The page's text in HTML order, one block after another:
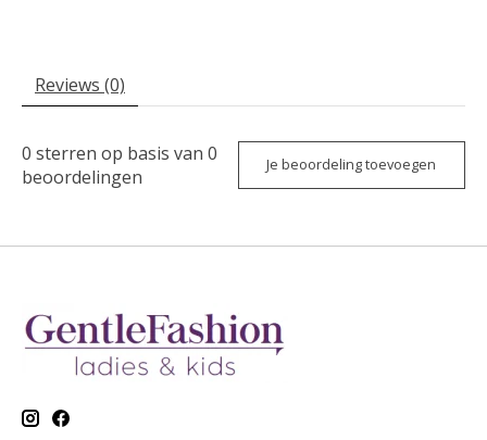
Reviews (0)
0 sterren op basis van 0
beoordelingen
Je beoordeling toevoegen